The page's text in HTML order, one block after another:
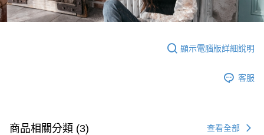
顯示電腦版詳細說明
客服
商品相關分類 (3) 查看全部